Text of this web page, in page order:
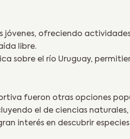
jóvenes, ofreciendo
libre.
sobre el río Uruguay,
fueron otras opciones
el de ciencias
interés en descubrir